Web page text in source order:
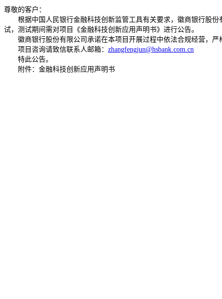
尊敬的客户：
根据中国人民银行金融科技创新监管工具有关要求，徽商银行股
试，测试期间需对项目《金融科技创新应用声明书》进行公告。
徽商银行股份有限公司承诺在本项目开展过程中依法合规经营，
项目咨询请致信联系人邮箱： zhangfengjun@hsbank.com.cn
特此公告。
附件：金融科技创新应用声明书